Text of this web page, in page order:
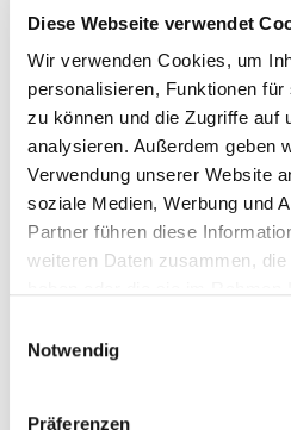
Diese Webseite verwendet
Wir verwenden Cookies, um
personalisieren, Funktionen
zu können und die Zugriffe auf
analysieren. Außerdem geben
Verwendung unserer Website
soziale Medien, Werbung und
Partner führen diese
weiteren Daten zusammen,
Notwendig
Präferenzen
ausdrücklich erwünscht. Wir
Schwerbehindertenrechtes
Haben Sie Fragen?
Fachliche Rückfragen
Leistungen Frau Georgowitsch, Tel.:
Rückfragen zum
der Abteilung Personal- und
Haben wir Ihr Interesse geweckt?
Bitte nutzen Sie bis zum